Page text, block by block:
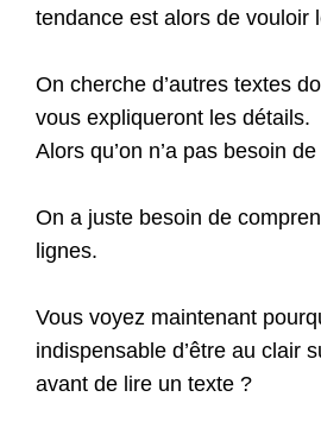
tendance est alors de vouloir
On cherche d’autres textes
vous expliqueront les détails.
Alors qu’on n’a pas besoin
On a juste besoin de
lignes.
Vous voyez maintenant
indispensable d’être au clair
avant de lire un texte ?